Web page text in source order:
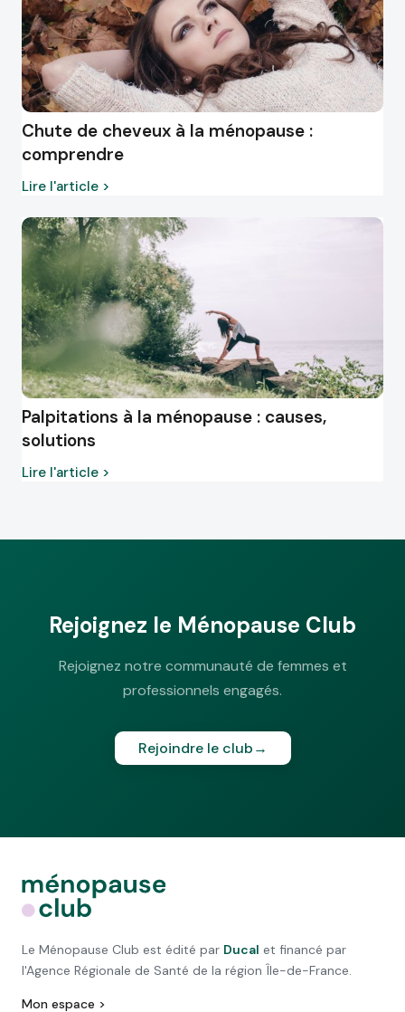
Chute de cheveux à la ménopause :
comprendre
Lire l'article >
Palpitations à la ménopause : causes,
solutions
Lire l'article >
Rejoignez le Ménopause Club
Rejoignez notre communauté de femmes et
professionnels engagés.
Rejoindre le club→
Le Ménopause Club est édité par Ducal et financé par
l'Agence Régionale de Santé de la région Île-de-France.
Mon espace >